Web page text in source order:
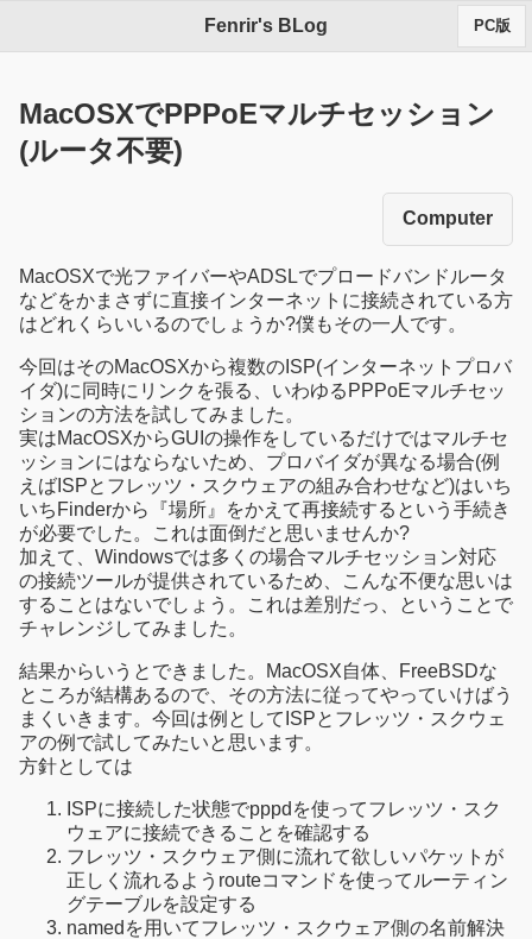
Fenrir's BLog PC版
MacOSXでPPPoEマルチセッション
(ルータ不要)
Computer
MacOSXで光ファイバーやADSLでプロードバンドルータ
などをかまさずに直接インターネットに接続されている方
はどれくらいいるのでしょうか?僕もその一人です。
今回はそのMacOSXから複数のISP(インターネットプロバ
イダ)に同時にリンクを張る、いわゆるPPPoEマルチセッ
ションの方法を試してみました。
実はMacOSXからGUIの操作をしているだけではマルチセ
ッションにはならないため、プロバイダが異なる場合(例
えばISPとフレッツ・スクウェアの組み合わせなど)はいち
いちFinderから『場所』をかえて再接続するという手続き
が必要でした。これは面倒だと思いませんか?
加えて、Windowsでは多くの場合マルチセッション対応
の接続ツールが提供されているため、こんな不便な思いは
することはないでしょう。これは差別だっ、ということで
チャレンジしてみました。
結果からいうとできました。MacOSX自体、FreeBSDな
ところが結構あるので、その方法に従ってやっていけばう
まくいきます。今回は例としてISPとフレッツ・スクウェ
アの例で試してみたいと思います。
方針としては
ISPに接続した状態でpppdを使ってフレッツ・スク
ウェアに接続できることを確認する
フレッツ・スクウェア側に流れて欲しいパケットが
正しく流れるようrouteコマンドを使ってルーティン
グテーブルを設定する
namedを用いてフレッツ・スクウェア側の名前解決